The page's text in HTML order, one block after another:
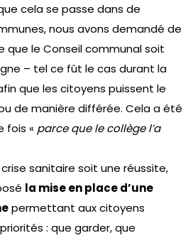
cela se passe dans de
nous avons demandé de
que le Conseil communal soit
– tel ce fût le cas durant la
que les citoyens puissent le
de manière différée. Cela a été
fois « parce que le collège l’a
crise sanitaire soit une réussite,
la mise en place d’une
permettant aux citoyens
: que garder, que